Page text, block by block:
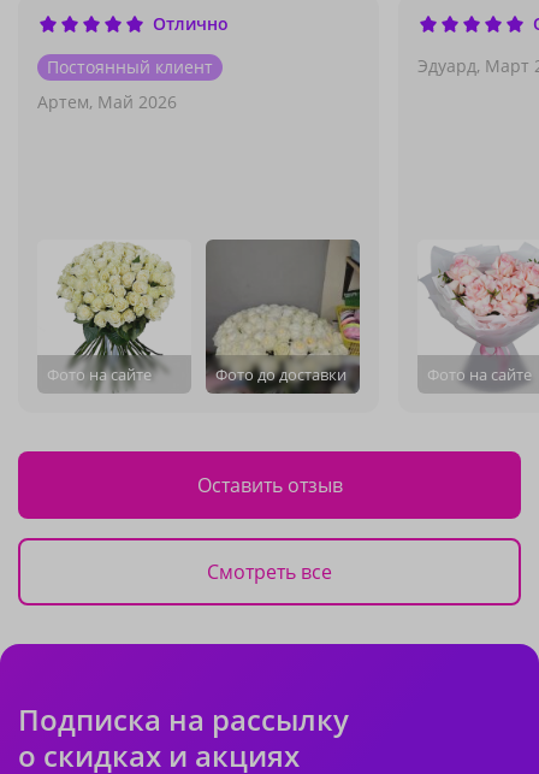
Отлично
Постоянный клиент
Артем, Май 2026
Фото на сайте Фото до доставки
Эдуард, Март
Фото на сайте
Оставить отзыв
Смотреть все
Подписка на рассылку
о скидках и акциях